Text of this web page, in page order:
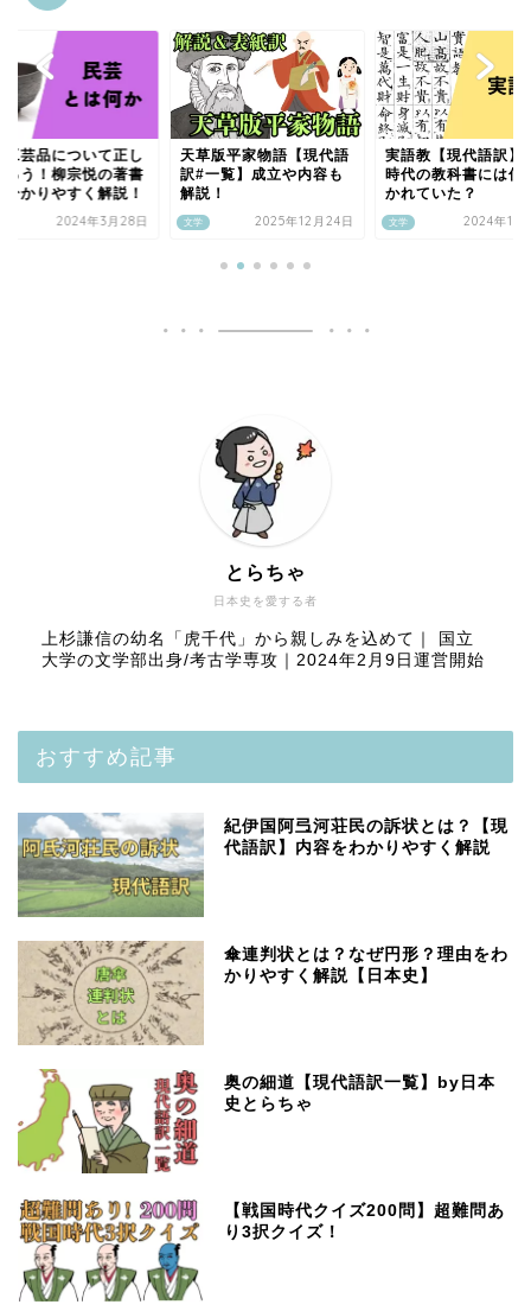
工芸品について正し
ろう！柳宗悦の著書
分かりやすく解説！
2024年3月28日 文学
天草版平家物語【現代語
訳#一覧】成立や内容も
解説！
2025年12月24日 文学
実語教【現代語訳】
時代の教科書には何
かれていた？
2024年10
日本史を愛する者
とらちゃ
上杉謙信の幼名「虎千代」から親しみを込めて｜ 国立
大学の文学部出身/考古学専攻｜2024年2月9日運営開始
おすすめ記事
紀伊国阿弖河荘民の訴状とは？【現
代語訳】内容をわかりやすく解説
傘連判状とは？なぜ円形？理由をわ
かりやすく解説【日本史】
奥の細道【現代語訳一覧】by日本
史とらちゃ
【戦国時代クイズ200問】超難問あ
り3択クイズ！